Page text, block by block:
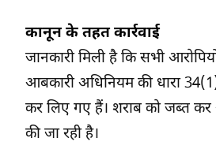
कानून के तहत कार्रवाई
जानकारी मिली है कि सभी
आबकारी अधिनियम की धारा
कर लिए गए हैं। शराब को जब्त कर
की जा रही है।